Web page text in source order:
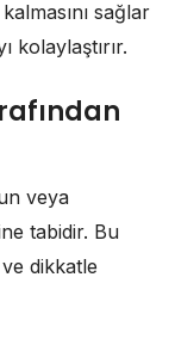
sağlar
kolaylaştırır.
veya
tabidir. Bu
dikkatle